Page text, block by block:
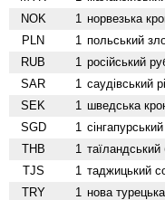
NOK 1 норвезька
PLN 1 польський
RUB 1 російський
SAR 1 саудівський
SEK 1 шведська
SGD 1
THB 1 таїландський
TJS 1 таджицький
TRY 1 нова